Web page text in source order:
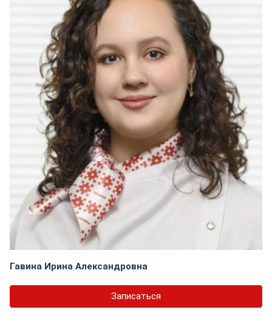
Гавина Ирина Александровна
Записаться